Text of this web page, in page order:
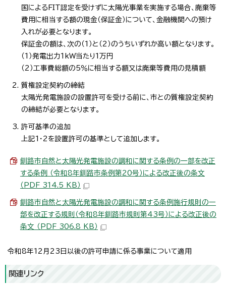
国によるFIT認定を受けずに太陽光事業を実施する場合、廃棄等
費用に相当する額の現金（保証金）について、金融機関への預け
入れが必要となります。
保証金の額は、次の（1）と（2）のうちいずれか高い額となります。
（1）発電出力1kW当たり1万円
（2）工事費総額の5％に相当する額又は廃棄等費用の見積額
質権設定契約の締結
太陽光発電施設の設置許可を受ける前に、市との質権設定契約
の締結が必要となります。
許可基準の追加
上記1・2を設置許可の基準として追加します。
釧路市自然と太陽光発電施設の調和に関する条例の一部を改正
する条例 （令和8年釧路市条例第20号）による改正後の条文
（PDF 314.5 KB）
釧路市自然と太陽光発電施設の調和に関する条例施行規則の一
部を改正する規則（令和8年釧路市規則第43号）による改正後の
条文 （PDF 306.8 KB）
令和8年12月23日以後の許可申請に係る事業について適用
関連リンク